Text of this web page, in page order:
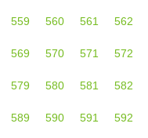
559 560 561 562
569 570 571 572
579 580 581 582
589 590 591 592